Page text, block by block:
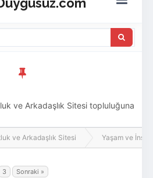
ve Arkadaşlık Sitesi topluluğuna
katılmak istersen kayıt
ve Arkadaşlık Sitesi Yaşam ve İnsan
3 Sonraki »